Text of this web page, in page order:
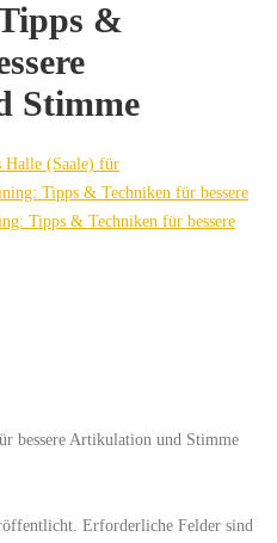
&
Stimme
Halle (Saale) für
Tipps & Techniken für bessere
Tipps & Techniken für bessere
bessere Artikulation und Stimme
Erforderliche Felder sind